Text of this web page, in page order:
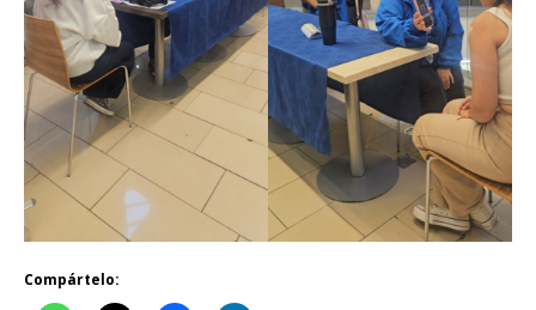
Compártelo: